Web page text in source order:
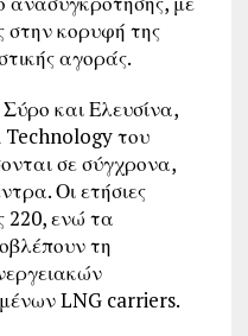
κορυφή της
αγοράς.
και Ελευσίνα,
του
σε σύγχρονα,
Οι ετήσιες
220, ενώ τα
τη
LNG carriers.